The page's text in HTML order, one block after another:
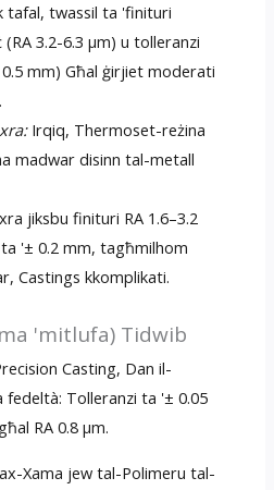
tafal, twassil ta 'finituri
3.2-6.3 µm) u tolleranzi
mm) Għal ġirjiet moderati
Irqiq, Thermoset-reżina
madwar disinn tal-metall
jiksbu finituri RA 1.6–3.2
'± 0.2 mm, tagħmilhom
Castings kkomplikati.
'mitlufa) Tidwib
Casting, Dan il-
Tolleranzi ta '± 0.05
RA 0.8 µm.
Xama jew tal-Polimeru tal-